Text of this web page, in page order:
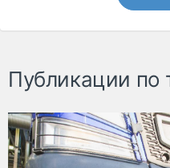
Публикации по